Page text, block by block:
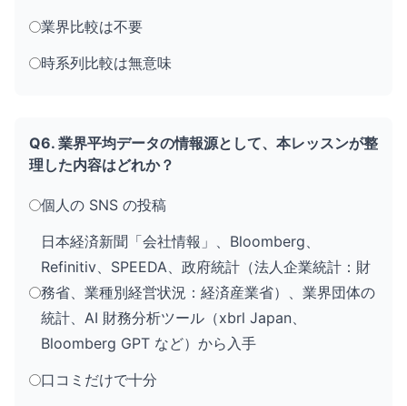
業界比較は不要
時系列比較は無意味
Q6. 業界平均データの情報源として、本レッスンが整
理した内容はどれか？
個人の SNS の投稿
日本経済新聞「会社情報」、Bloomberg、
Refinitiv、SPEEDA、政府統計（法人企業統計：財
務省、業種別経営状況：経済産業省）、業界団体の
統計、AI 財務分析ツール（xbrl Japan、
Bloomberg GPT など）から入手
口コミだけで十分